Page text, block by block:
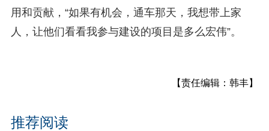
用和贡献，“如果有机会，通车那天，我想带上家
人，让他们看看我参与建设的项目是多么宏伟”。
【责任编辑：韩丰】
推荐阅读